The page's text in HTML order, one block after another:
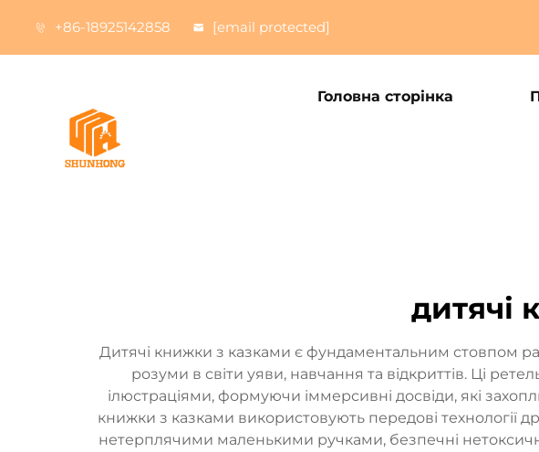
+86-18925142858 [email protected]
Головна сторінка
дитячі
Дитячі книжки з казками є фундаментальним стовпом
розуми в світи уяви, навчання та відкриттів. Ці
ілюстраціями, формуючи іммерсивні досвіди, які
книжки з казками використовують передові технології
нетерплячими маленькими ручками, безпечні